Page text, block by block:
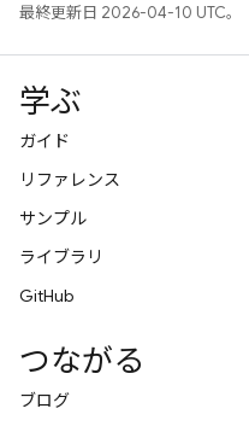
最終更新日 2026-04-10 UTC。
学ぶ
ガイド
リファレンス
サンプル
ライブラリ
GitHub
つながる
ブログ